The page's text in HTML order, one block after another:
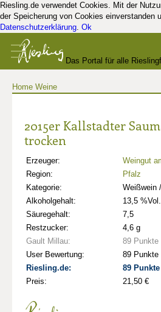
Riesling.de verwendet Cookies. Mit der
der Speicherung von Cookies einverstanden
Datenschutzerklärung. Ok
Das Portal für alle
Home Weine
2015er Kallstadter
trocken
Erzeuger:
Weingut
Region:
Pfalz
Kategorie:
Weißwein
Alkoholgehalt:
13,5 %Vol.
Säuregehalt:
7,5
Restzucker:
4,6 g
Gault Millau:
89 Punkte
User Bewertung:
89 Punkte
Riesling.de:
89 Punkte
Preis:
21,50 €